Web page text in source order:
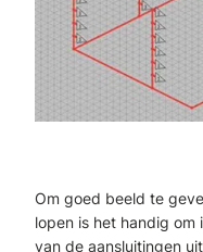
Om goed beeld te
lopen is het handig om
van de aansluitingen